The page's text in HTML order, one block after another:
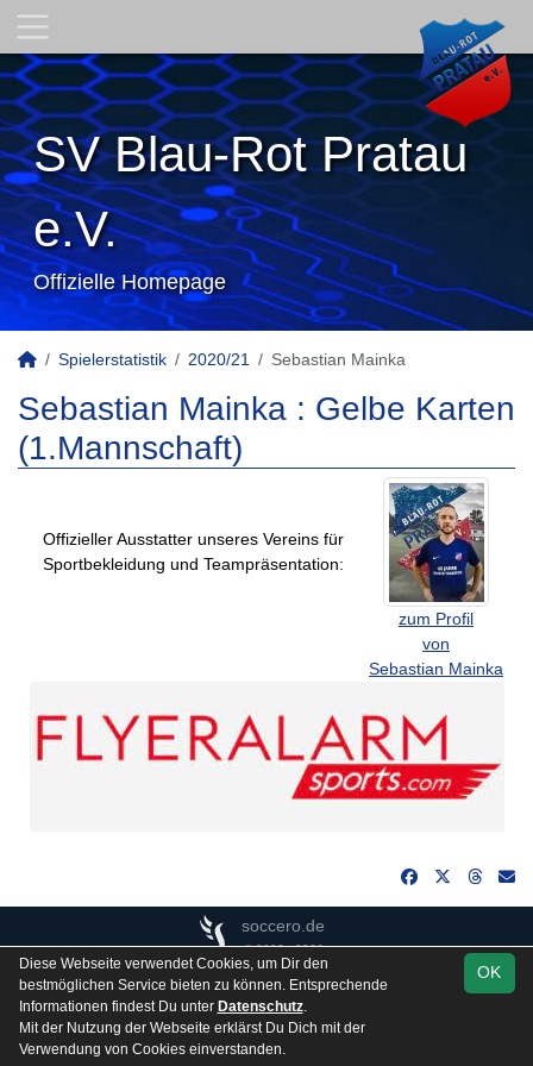
SV Blau-Rot Pratau
e.V.
Offizielle Homepage
Spielerstatistik 2020/21 Sebastian Mainka
Sebastian Mainka : Gelbe Karten
(1.Mannschaft)
zum Profil
von
Sebastian Mainka
Offizieller Ausstatter unseres Vereins für
Sportbekleidung und Teampräsentation:
soccero.de
© 2006 - 2026
Besucherstatistik Kontakt Impressum
Gästebuch
Datenschutz
OK
Diese Webseite verwendet Cookies, um Dir den
bestmöglichen Service bieten zu können. Entsprechende
Informationen findest Du unter Datenschutz.
Mit der Nutzung der Webseite erklärst Du Dich mit der
Verwendung von Cookies einverstanden.